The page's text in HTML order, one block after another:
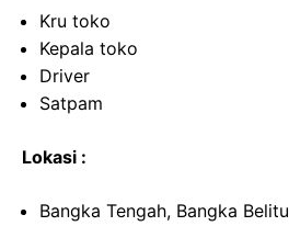
Kru toko
Kepala toko
Driver
Satpam
Lokasi :
Bangka Tengah, Bangka